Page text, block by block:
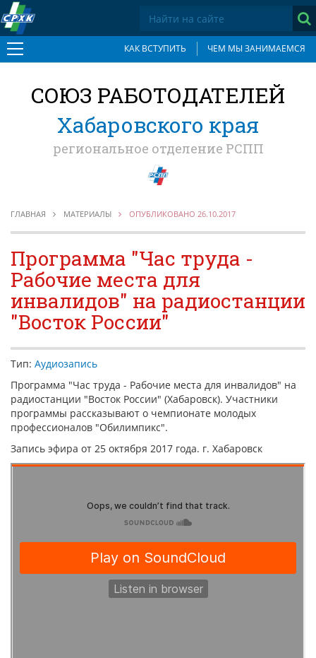
КАК ВСТУПИТЬ ЧЕМ МЫ ЗАНИМАЕМСЯ
Документы
Основные приоритеты
Учредители
Общее собрание
Отделения
Как вступить в Союз
Членские взносы
Члены Союза
Социальное партнерство
Антикоррупционная хартия
КОНТАКТЫ
ВСТРЕЧИ С ГУБЕРНАТОРОМ КРАЯ
РЫНОК ТРУДА
ОБЗОР ИЗМЕНЕНИЙ ЗАКОНОДАТЕЛЬСТВА
АНАЛИТИКА РСПП
"ЧАС ТРУДА" НА РАДИО "ВОСТОК-РОССИИ"
СОЮЗ РАБОТОДАТЕЛЕЙ
Хабаровского края
региональное отделение РСПП
ГЛАВНАЯ МАТЕРИАЛЫ ОПУБЛИКОВАНО 26.10.2017
Программа "Час труда -
Рабочие места для
инвалидов" на радиостанции
"Восток России"
Тип: Аудиозапись
Программа "Час труда - Рабочие места для инвалидов" на
радиостанции "Восток России" (Хабаровск). Участники
программы рассказывают о чемпионате молодых
профессионалов "Обилимпикс".
Запись эфира от 25 октября 2017 года. г. Хабаровск